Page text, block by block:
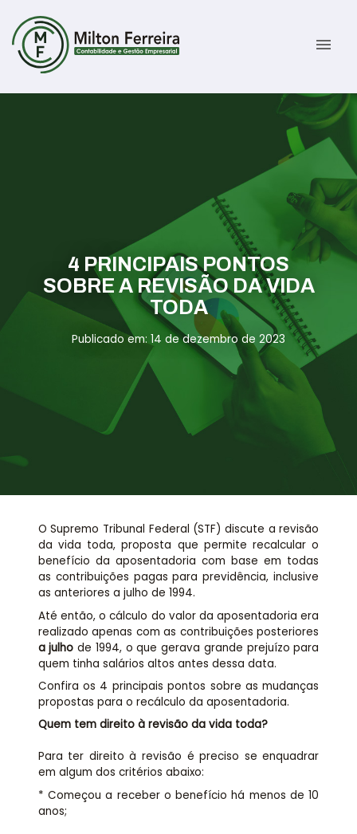
menu
Gestão Tributária e Fiscal
Previdenciária Trabalhista
Abertura de Empresas
Assessoria jurídica
Links Úteis
Informativos
Contato
ÁREA DO CLIENTE
4 PRINCIPAIS PONTOS
SOBRE A REVISÃO DA VIDA
TODA
Publicado em: 14 de dezembro de 2023
O Supremo Tribunal Federal (STF) discute a revisão
da vida toda, proposta que permite recalcular o
benefício da aposentadoria com base em todas
as contribuições pagas para previdência, inclusive
as anteriores a julho de 1994.
Até então, o cálculo do valor da aposentadoria era
realizado apenas com as contribuições posteriores
a julho de 1994, o que gerava grande prejuízo para
quem tinha salários altos antes dessa data.
Confira os 4 principais pontos sobre as mudanças
propostas para o recálculo da aposentadoria.
Quem tem direito à revisão da vida toda?
Para ter direito à revisão é preciso se enquadrar
em algum dos critérios abaixo:
* Começou a receber o benefício há menos de 10
anos;